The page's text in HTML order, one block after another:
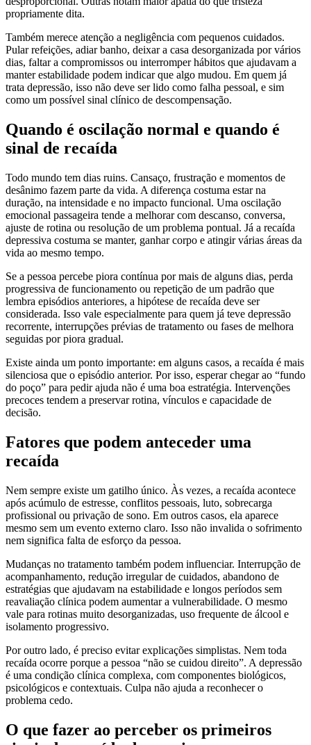
propriamente dita.
Também merece atenção a negligência com pequenos cuidados.
Pular refeições, adiar banho, deixar a casa desorganizada por vários
dias, faltar a compromissos ou interromper hábitos que ajudavam a
manter estabilidade podem indicar que algo mudou. Em quem já
trata depressão, isso não deve ser lido como falha pessoal, e sim
como um possível sinal clínico de descompensação.
Quando é oscilação normal e quando é
sinal de recaída
Todo mundo tem dias ruins. Cansaço, frustração e momentos de
desânimo fazem parte da vida. A diferença costuma estar na
duração, na intensidade e no impacto funcional. Uma oscilação
emocional passageira tende a melhorar com descanso, conversa,
ajuste de rotina ou resolução de um problema pontual. Já a recaída
depressiva costuma se manter, ganhar corpo e atingir várias áreas da
vida ao mesmo tempo.
Se a pessoa percebe piora contínua por mais de alguns dias, perda
progressiva de funcionamento ou repetição de um padrão que
lembra episódios anteriores, a hipótese de recaída deve ser
considerada. Isso vale especialmente para quem já teve depressão
recorrente, interrupções prévias de tratamento ou fases de melhora
seguidas por piora gradual.
Existe ainda um ponto importante: em alguns casos, a recaída é mais
silenciosa que o episódio anterior. Por isso, esperar chegar ao “fundo
do poço” para pedir ajuda não é uma boa estratégia. Intervenções
precoces tendem a preservar rotina, vínculos e capacidade de
decisão.
Fatores que podem anteceder uma
recaída
Nem sempre existe um gatilho único. Às vezes, a recaída acontece
após acúmulo de estresse, conflitos pessoais, luto, sobrecarga
profissional ou privação de sono. Em outros casos, ela aparece
mesmo sem um evento externo claro. Isso não invalida o sofrimento
nem significa falta de esforço da pessoa.
Mudanças no tratamento também podem influenciar. Interrupção de
acompanhamento, redução irregular de cuidados, abandono de
estratégias que ajudavam na estabilidade e longos períodos sem
reavaliação clínica podem aumentar a vulnerabilidade. O mesmo
vale para rotinas muito desorganizadas, uso frequente de álcool e
isolamento progressivo.
Por outro lado, é preciso evitar explicações simplistas. Nem toda
recaída ocorre porque a pessoa “não se cuidou direito”. A depressão
é uma condição clínica complexa, com componentes biológicos,
psicológicos e contextuais. Culpa não ajuda a reconhecer o
problema cedo.
O que fazer ao perceber os primeiros